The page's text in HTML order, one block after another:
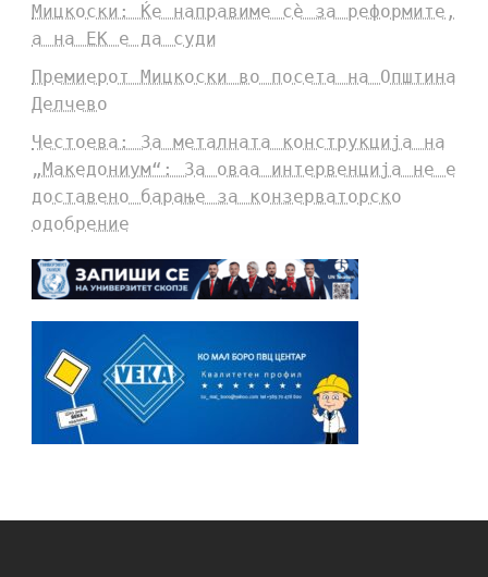
Мицкоски: Ќе направиме сè за реформите,
а на ЕК е да суди
Премиерот Мицкоски во посета на Општина
Делчево
Честоева: За металната конструкција на
„Македониум“: За оваа интервенција не е
доставено барање за конзерваторско
одобрение